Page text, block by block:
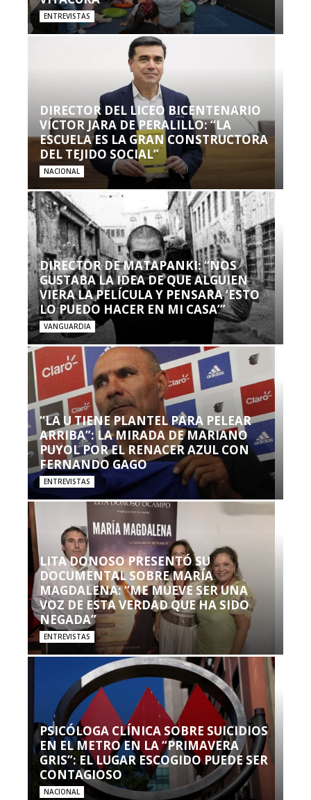
ENTREVISTAS
DIRECTOR DEL LICEO BICENTENARIO
VÍCTOR JARA DE PERALILLO: “LA
ESCUELA ES LA GRAN CONSTRUCTORA
DEL TEJIDO SOCIAL”
NACIONAL
DIRECTOR DE MATAPANKI: “NOS
GUSTABA LA IDEA DE QUE ALGUIEN
VIERA LA PELÍCULA Y PENSARA ‘ESTO
LO PUEDO HACER EN MI CASA’”
VANGUARDIA
“LA U TIENE PLANTEL PARA PELEAR
ARRIBA”: LA MIRADA DE MARIANO
PUYOL POR EL RENACER AZUL CON
FERNANDO GAGO
ENTREVISTAS
LITA DONOSO PRESENTÓ SU
DOCUMENTAL SOBRE MARÍA
MAGDALENA: “ME MUEVE SER UNA
VOZ DE ESTA VERDAD QUE HA SIDO
NEGADA”
ENTREVISTAS
PSICÓLOGA CLÍNICA SOBRE SUICIDIOS
EN EL METRO EN LA “PRIMAVERA
GRIS”: EL LUGAR ESCOGIDO PUEDE SER
CONTAGIOSO
NACIONAL